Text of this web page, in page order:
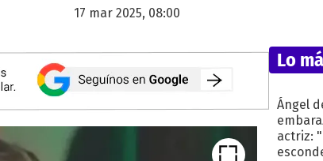
17 mar 2025, 08:00
Lo
Ángel
actriz: